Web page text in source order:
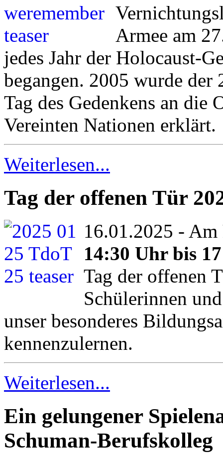
Armee am
jedes Jahr der Holocaust-
begangen. 2005 wurde der
Tag des Gedenkens an die
Vereinten Nationen erklärt.
Weiterlesen...
Tag der offenen Tür
16.01.2025 - Am
14:30 Uhr bis
Tag der offenen
Schülerinnen
unser besonderes
kennenzulernen.
Weiterlesen...
Ein gelungener
Schuman-Berufskolleg